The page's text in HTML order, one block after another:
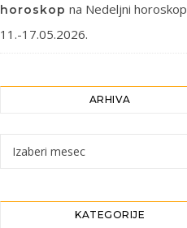
horoskop na Nedeljni horoskop
11.-17.05.2026.
ARHIVA
Arhiva
KATEGORIJE